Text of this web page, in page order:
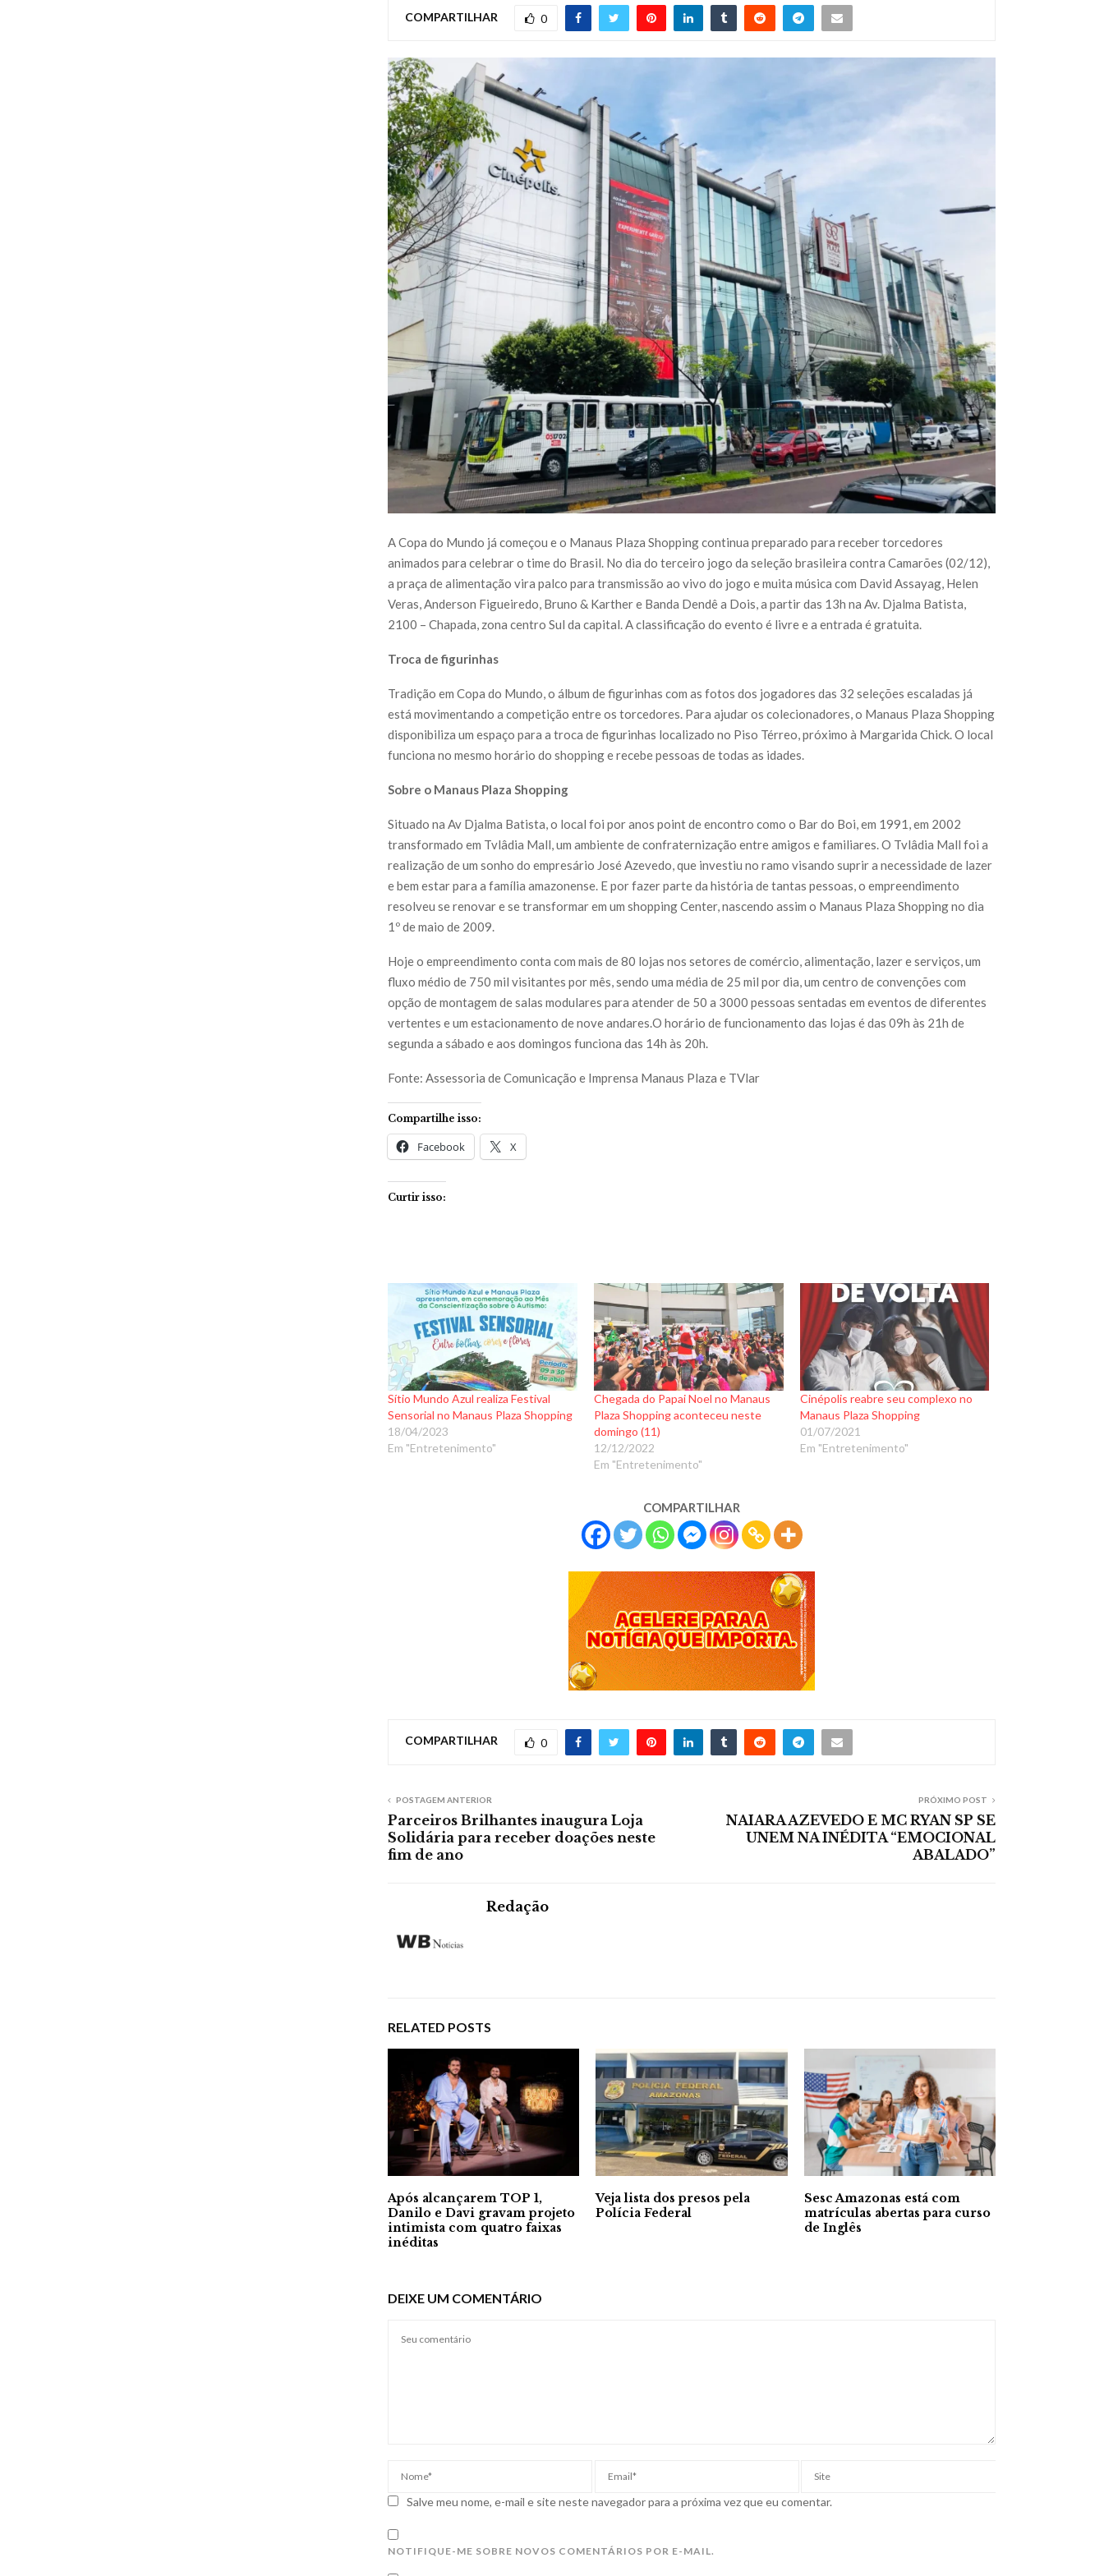
COMPARTILHAR 0
A Copa do Mundo já começou e o Manaus Plaza Shopping continua preparado para receber torcedores
animados para celebrar o time do Brasil. No dia do terceiro jogo da seleção brasileira contra Camarões (02/12),
a praça de alimentação vira palco para transmissão ao vivo do jogo e muita música com David Assayag, Helen
Veras, Anderson Figueiredo, Bruno & Karther e Banda Dendê a Dois, a partir das 13h na Av. Djalma Batista,
2100 – Chapada, zona centro Sul da capital. A classificação do evento é livre e a entrada é gratuita.
Troca de figurinhas
Tradição em Copa do Mundo, o álbum de figurinhas com as fotos dos jogadores das 32 seleções escaladas já
está movimentando a competição entre os torcedores. Para ajudar os colecionadores, o Manaus Plaza Shopping
disponibiliza um espaço para a troca de figurinhas localizado no Piso Térreo, próximo à Margarida Chick. O local
funciona no mesmo horário do shopping e recebe pessoas de todas as idades.
Sobre o Manaus Plaza Shopping
Situado na Av Djalma Batista, o local foi por anos point de encontro como o Bar do Boi, em 1991, em 2002
transformado em Tvlâdia Mall, um ambiente de confraternização entre amigos e familiares. O Tvlâdia Mall foi a
realização de um sonho do empresário José Azevedo, que investiu no ramo visando suprir a necessidade de lazer
e bem estar para a família amazonense. E por fazer parte da história de tantas pessoas, o empreendimento
resolveu se renovar e se transformar em um shopping Center, nascendo assim o Manaus Plaza Shopping no dia
1º de maio de 2009.
Hoje o empreendimento conta com mais de 80 lojas nos setores de comércio, alimentação, lazer e serviços, um
fluxo médio de 750 mil visitantes por mês, sendo uma média de 25 mil por dia, um centro de convenções com
opção de montagem de salas modulares para atender de 50 a 3000 pessoas sentadas em eventos de diferentes
vertentes e um estacionamento de nove andares.O horário de funcionamento das lojas é das 09h às 21h de
segunda a sábado e aos domingos funciona das 14h às 20h.
Fonte: Assessoria de Comunicação e Imprensa Manaus Plaza e TVlar
Compartilhe isso:
Facebook X
Curtir isso:
Sítio Mundo Azul realiza Festival
Sensorial no Manaus Plaza Shopping
18/04/2023
Em "Entretenimento"
Chegada do Papai Noel no Manaus
Plaza Shopping aconteceu neste
domingo (11)
12/12/2022
Em "Entretenimento"
Cinépolis reabre seu complexo no
Manaus Plaza Shopping
01/07/2021
Em "Entretenimento"
COMPARTILHAR
COMPARTILHAR 0
POSTAGEM ANTERIOR
Parceiros Brilhantes inaugura Loja
Solidária para receber doações neste
fim de ano
PRÓXIMO POST
NAIARA AZEVEDO E MC RYAN SP SE
UNEM NA INÉDITA “EMOCIONAL
ABALADO”
Redação
RELATED POSTS
Após alcançarem TOP 1,
Danilo e Davi gravam projeto
intimista com quatro faixas
inéditas
Veja lista dos presos pela
Polícia Federal
Sesc Amazonas está com
matrículas abertas para curso
de Inglês
DEIXE UM COMENTÁRIO
Salve meu nome, e-mail e site neste navegador para a próxima vez que eu comentar.
NOTIFIQUE-ME SOBRE NOVOS COMENTÁRIOS POR E-MAIL.